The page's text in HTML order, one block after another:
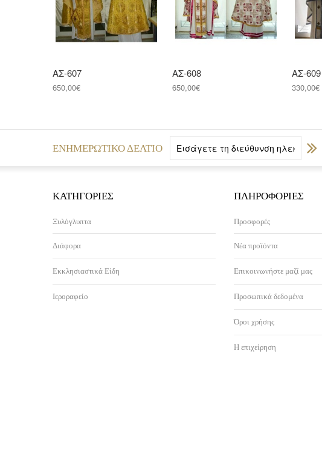
ΑΣ-607
650,00€
ΑΣ-608
650,00€
ΑΣ-609
330,00€
ΕΝΗΜΕΡΩΤΙΚΌ ΔΕΛΤΊΟ
ΚΑΤΗΓΟΡΊΕΣ
Ξυλόγλυπτα
Διάφορα
Εκκλησιαστικά Είδη
Ιεροραφείο
ΠΛΗΡΟΦΟΡΊΕΣ
Προσφορές
Νέα προϊόντα
Επικοινωνήστε μαζί μας
Προσωπικά δεδομένα
Όροι χρήσης
Η επιχείρηση